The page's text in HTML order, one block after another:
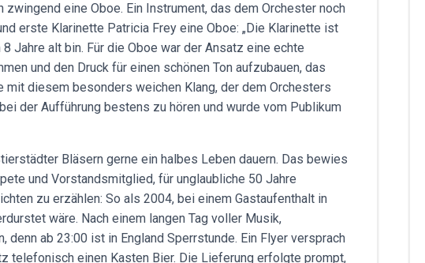
eine Oboe. Ein Instrument, das dem Orchester noch
erste Klarinette Patricia Frey eine Oboe: „Die Klarinette ist
Jahre alt bin. Für die Oboe war der Ansatz eine echte
und den Druck für einen schönen Ton aufzubauen, das
diesem besonders weichen Klang, der dem Orchesters
der Aufführung bestens zu hören und wurde vom Publikum
Bläsern gerne ein halbes Leben dauern. Das bewies
und Vorstandsmitglied, für unglaubliche 50 Jahre
zu erzählen: So als 2004, bei einem Gastaufenthalt in
wäre. Nach einem langen Tag voller Musik,
ab 23:00 ist in England Sperrstunde. Ein Flyer versprach
telefonisch einen Kasten Bier. Die Lieferung erfolgte prompt,